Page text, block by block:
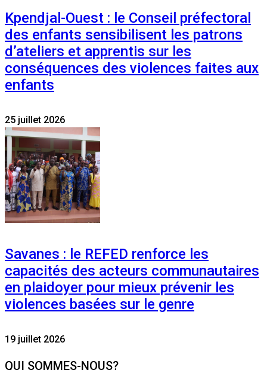
Kpendjal-Ouest : le Conseil préfectoral
des enfants sensibilisent les patrons
d’ateliers et apprentis sur les
conséquences des violences faites aux
enfants
25 juillet 2026
Savanes : le REFED renforce les
capacités des acteurs communautaires
en plaidoyer pour mieux prévenir les
violences basées sur le genre
19 juillet 2026
QUI SOMMES-NOUS?